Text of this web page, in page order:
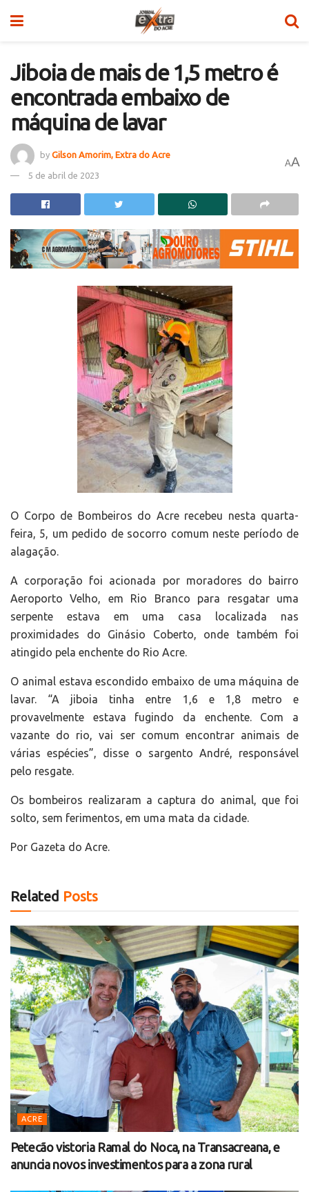
Jiboia de mais de 1,5 metro é
encontrada embaixo de
máquina de lavar
by Gilson Amorim, Extra do Acre
5 de abril de 2023
AA
O Corpo de Bombeiros do Acre recebeu nesta quarta-
feira, 5, um pedido de socorro comum neste período de
alagação.
A corporação foi acionada por moradores do bairro
Aeroporto Velho, em Rio Branco para resgatar uma
serpente estava em uma casa localizada nas
proximidades do Ginásio Coberto, onde também foi
atingido pela enchente do Rio Acre.
O animal estava escondido embaixo de uma máquina de
lavar. “A jiboia tinha entre 1,6 e 1,8 metro e
provavelmente estava fugindo da enchente. Com a
vazante do rio, vai ser comum encontrar animais de
várias espécies”, disse o sargento André, responsável
pelo resgate.
Os bombeiros realizaram a captura do animal, que foi
solto, sem ferimentos, em uma mata da cidade.
Por Gazeta do Acre.
Related Posts
ACRE
Petecão vistoria Ramal do Noca, na Transacreana, e
anuncia novos investimentos para a zona rural